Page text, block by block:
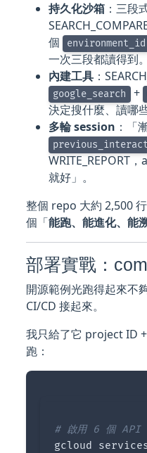
持久化沙箱：三段
個
environment_id
一次三段都讀得到。
內建工具：
google_search +
決定搜什麼、讀哪
多輪 session ：「
WRITE_REPORT
就好」。
整個 repo 大約 2,500
個「能跑、能進化、能
部署實戰：
開源範例光跑得起來不
CI/CD 接起來。
我只給了它 project ID
跑：
# 啟用 6 個 API
gcloud